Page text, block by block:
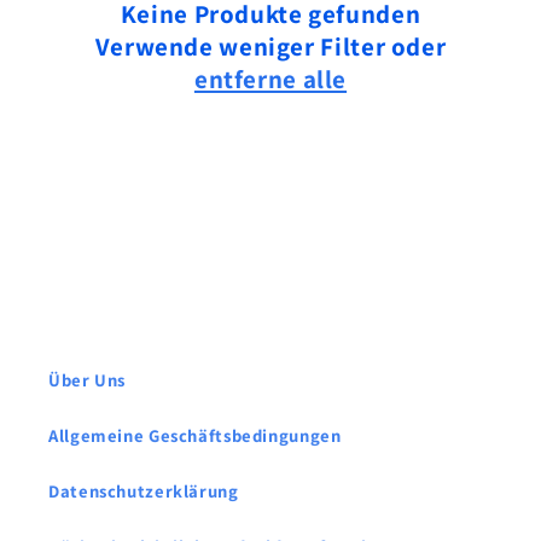
Keine Produkte gefunden
Verwende weniger Filter oder
entferne alle
Über Uns
Allgemeine Geschäftsbedingungen
Datenschutzerklärung